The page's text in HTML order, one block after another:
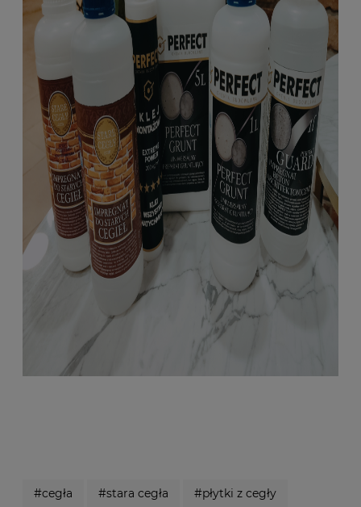
#cegła #stara cegła
#płytki z cegły